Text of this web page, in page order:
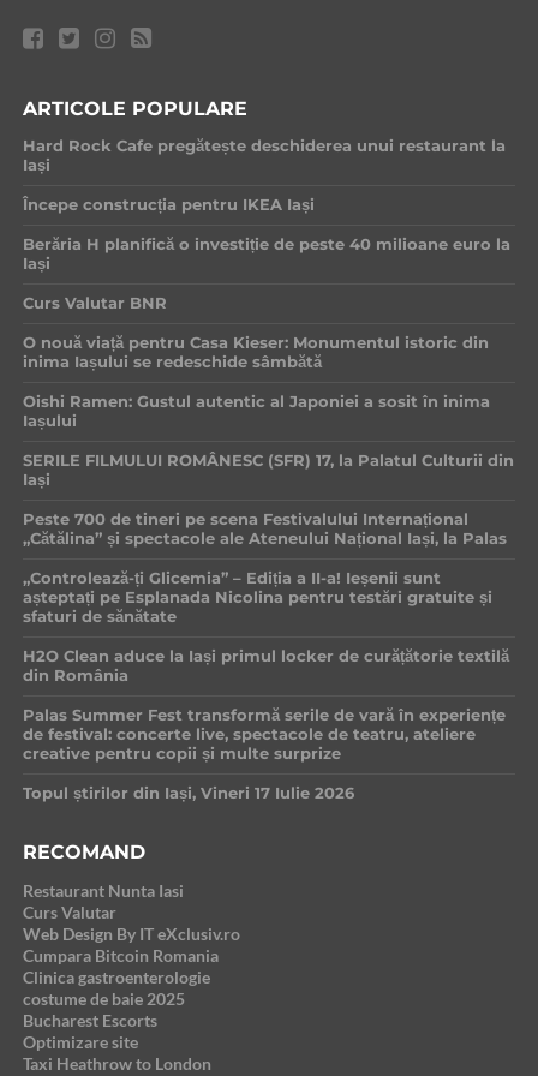
ARTICOLE POPULARE
Hard Rock Cafe pregătește deschiderea unui restaurant la
Iași
Începe construcția pentru IKEA Iași
Berăria H planifică o investiție de peste 40 milioane euro la
Iași
Curs Valutar BNR
O nouă viață pentru Casa Kieser: Monumentul istoric din
inima Iașului se redeschide sâmbătă
Oishi Ramen: Gustul autentic al Japoniei a sosit în inima
Iașului
SERILE FILMULUI ROMÂNESC (SFR) 17, la Palatul Culturii din
Iași
Peste 700 de tineri pe scena Festivalului Internațional
„Cătălina” și spectacole ale Ateneului Național Iași, la Palas
„Controlează-ți Glicemia” – Ediția a II-a! Ieșenii sunt
așteptați pe Esplanada Nicolina pentru testări gratuite și
sfaturi de sănătate
H2O Clean aduce la Iași primul locker de curățătorie textilă
din România
Palas Summer Fest transformă serile de vară în experiențe
de festival: concerte live, spectacole de teatru, ateliere
creative pentru copii și multe surprize
Topul știrilor din Iași, Vineri 17 Iulie 2026
RECOMAND
Restaurant Nunta Iasi
Curs Valutar
Web Design By IT eXclusiv.ro
Cumpara Bitcoin Romania
Clinica gastroenterologie
costume de baie 2025
Bucharest Escorts
Optimizare site
Taxi Heathrow to London